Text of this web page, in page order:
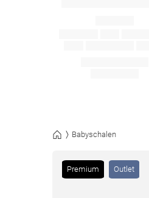
Babyschalen
Premium Outlet